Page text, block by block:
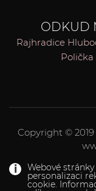
Webové
personalizaci
cookie.
ODKUD
Rajhradice
Polička
Copyright © 2019